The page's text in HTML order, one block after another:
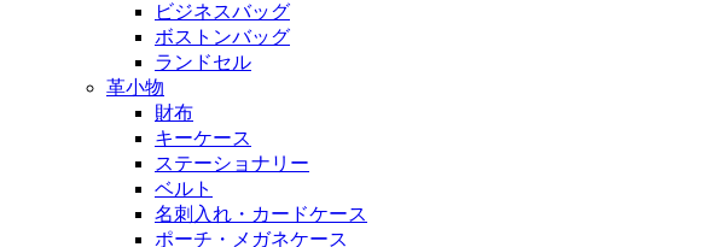
ビジネスバッグ
ボストンバッグ
ランドセル
革小物
財布
キーケース
ステーショナリー
ベルト
名刺入れ・カードケース
ポーチ・メガネケース